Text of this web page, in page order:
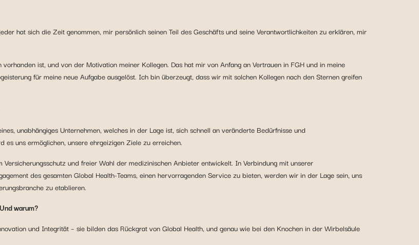
hat sich die Zeit genommen, mir persönlich seinen Teil des Geschäfts und seine Verantwortlichkeiten zu erklären, mir
ist, und von der Motivation meiner Kollegen. Das hat mir von Anfang an Vertrauen in FGH und in meine
für meine neue Aufgabe ausgelöst. Ich bin überzeugt, dass wir mit solchen Kollegen nach den Sternen greifen
unabhängiges Unternehmen, welches in der Lage ist, sich schnell an veränderte Bedürfnisse und
uns ermöglichen, unsere ehrgeizigen Ziele zu erreichen.
und freier Wahl der medizinischen Anbieter entwickelt. In Verbindung mit unserer
des gesamten Global Health-Teams, einen hervorragenden Service zu bieten, werden wir in der Lage sein, uns
zu etablieren.
warum?
und Integrität – sie bilden das Rückgrat von Global Health, und genau wie bei den Knochen in der Wirbelsäule